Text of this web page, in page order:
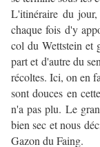
L'itinéraire du
chaque fois d'y
col du Wettstein et
part et d'autre du
récoltes. Ici, on en
sont douces en
n'a pas plu. Le
bien sec et nous
Gazon du Faing.